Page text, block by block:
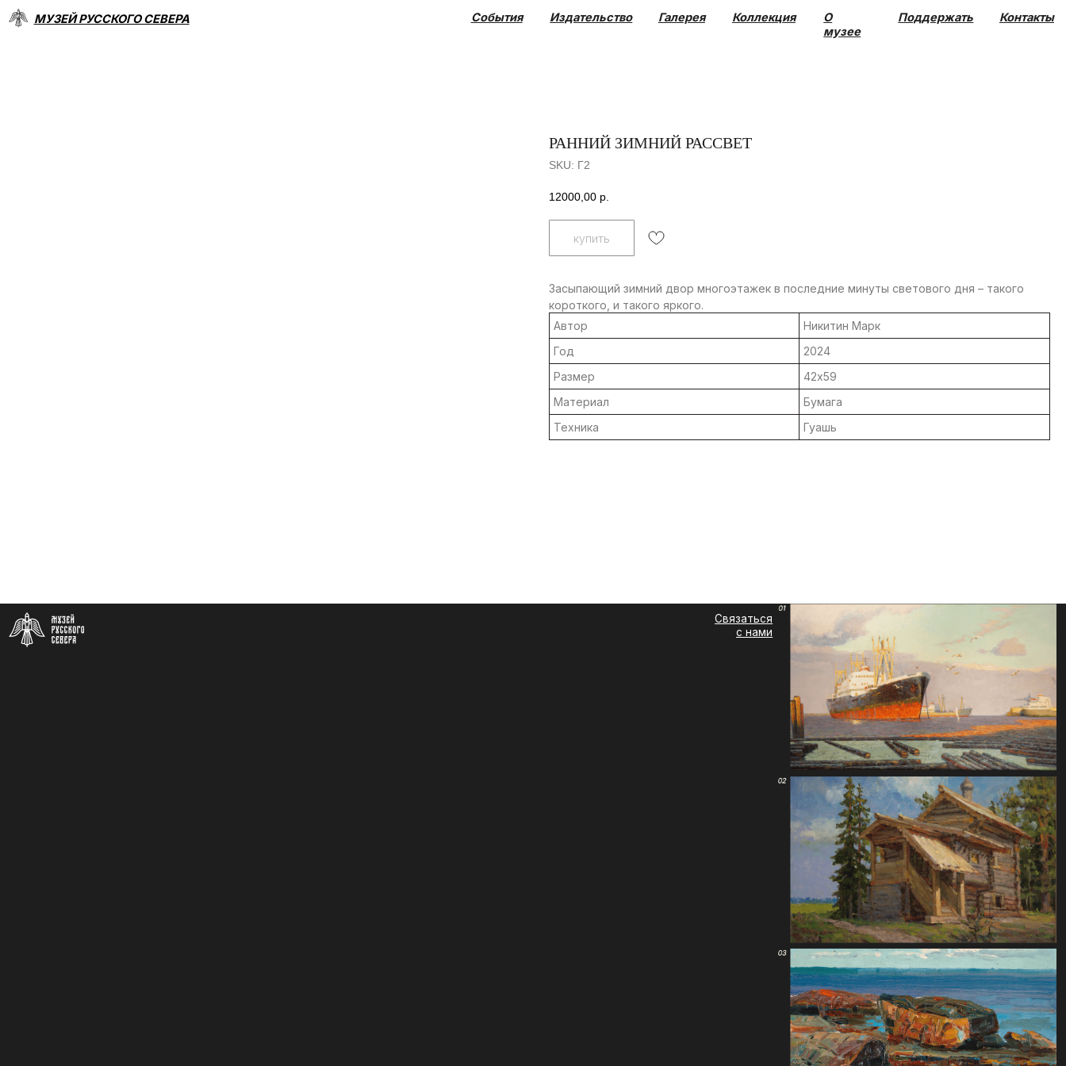
МУЗЕЙ РУССКОГО СЕВЕРА
Галерея
Издательство О
Коллекция Поддержать Контакты
РАННИЙ ЗИМНИЙ РАССВЕТ
SKU: Г2
12000,00 р.
купить
Засыпающий зимний двор многоэтажек в последние минуты светового дня – такого
короткого, и такого яркого.
Автор
Никитин Марк
Год
2024
Размер
42х59
Материал
Бумага
Техника
Гуашь